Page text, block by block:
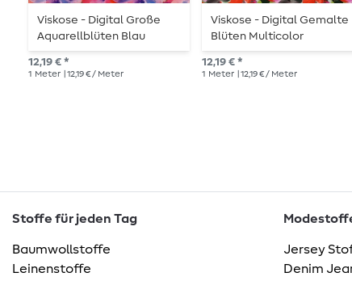
Viskose - Digital Große
Aquarellblüten Blau
Ecovero™
12,19 € *
1 Meter | 12,19 € / Meter
Viskose - Digital Gemalte
Blüten Multicolor
Ecovero™
12,19 € *
1 Meter | 12,19 € / Meter
Stoffe für jeden Tag
Baumwollstoffe
Leinenstoffe
Jersey
Denim